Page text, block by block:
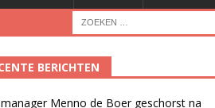
BERICHTEN
Menno de Boer geschorst na